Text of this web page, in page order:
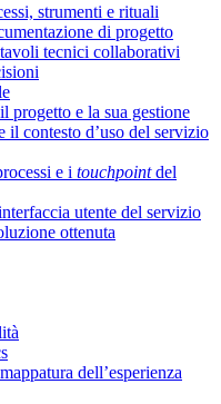
strumenti e rituali
di progetto
tecnici collaborativi
progetto e la sua gestione
il contesto d’uso del servizio
e i touchpointdel
utente del servizio
ottenuta
dell’esperienza